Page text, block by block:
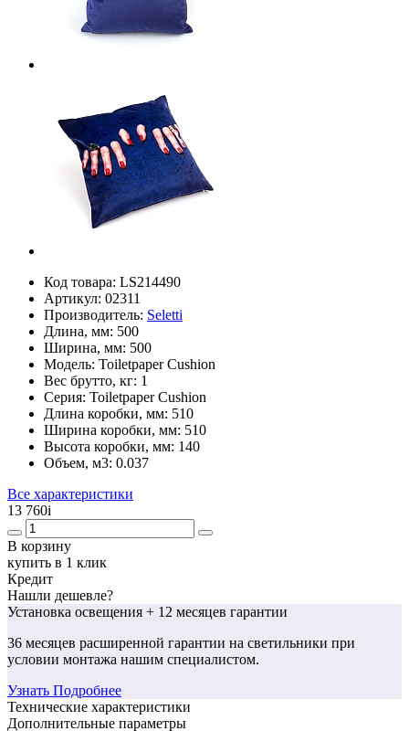
Код товара: LS214490
Артикул: 02311
Производитель: Seletti
Длина, мм: 500
Ширина, мм: 500
Модель: Toiletpaper Cushion
Вес брутто, кг: 1
Серия: Toiletpaper Cushion
Длина коробки, мм: 510
Ширина коробки, мм: 510
Высота коробки, мм: 140
Объем, м3: 0.037
Все характеристики
13 760i
В корзину
купить в 1 клик
Кредит
Нашли дешевле?
Установка освещения + 12 месяцев гарантии
36 месяцев расширенной гарантии на светильники при
условии монтажа нашим специалистом.
Узнать Подробнее
Технические характеристики
Дополнительные параметры